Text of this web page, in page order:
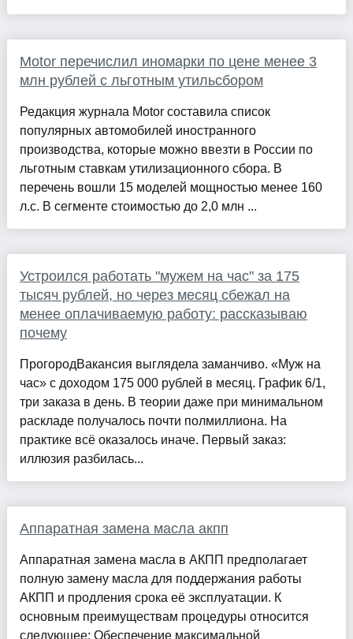
Motor перечислил иномарки по цене менее 3
млн рублей с льготным утильсбором
Редакция журнала Motor составила список
популярных автомобилей иностранного
производства, которые можно ввезти в России по
льготным ставкам утилизационного сбора. В
перечень вошли 15 моделей мощностью менее 160
л.с. В сегменте стоимостью до 2,0 млн ...
Устроился работать "мужем на час" за 175
тысяч рублей, но через месяц сбежал на
менее оплачиваемую работу: рассказываю
почему
ПрогородВакансия выглядела заманчиво. «Муж на
час» с доходом 175 000 рублей в месяц. График 6/1,
три заказа в день. В теории даже при минимальном
раскладе получалось почти полмиллиона. На
практике всё оказалось иначе. Первый заказ:
иллюзия разбилась...
Аппаратная замена масла акпп
Аппаратная замена масла в АКПП предполагает
полную замену масла для поддержания работы
АКПП и продления срока её эксплуатации. К
основным преимуществам процедуры относится
следующее: Обеспечение максимальной